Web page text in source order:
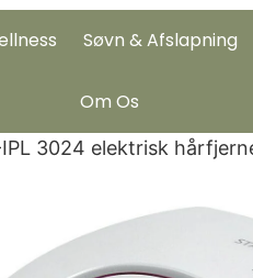
Søvn & Afslapning
Om Os
3024 elektrisk